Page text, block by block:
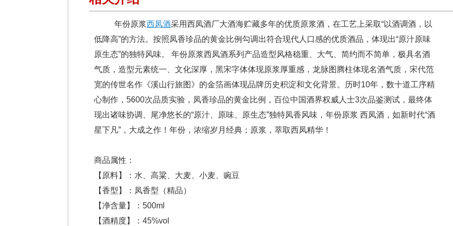
年份原浆西凤酒采用西凤酒厂大酒海贮藏多年的优质原浆酒，在工艺上采取“以酒调酒，以
低降高”的方法。按照凤香珍品的黄金比例勾调出符合现代人口感的优质酒品，体现出“原汁原味
原生态”的独特风味。 年份原浆西凤酒系列产品造型风格稳重、大气、简约而不简单，极具名酒
气质，造型元素统一、文化深厚，黑宋字体体现原浆厚重感，龙脉图腾柱体现名酒气质，宋代范
宽的传世名作《溪山行旅图》的金箔画体现品牌历史积淀和文化背景。历时10年，数十道工序精
心制作，5600次品质实验，凤香珍品的黄金比例，百位中国酒界权威人士3次品鉴测试，最终体
现出诸味协调、尾净悠长的“原汁、原味、原生态”独特凤香风味，年份原浆 西凤酒，如新时代“酒
星下凡”，大成之作！年份，浓缩岁月经典；原浆，萃取西凤精华！
商品属性：
【原料】：水、高粱、大麦、小麦、豌豆
【香型】：凤香型（精品）
【净含量】：500ml
【酒精度】：45%vol